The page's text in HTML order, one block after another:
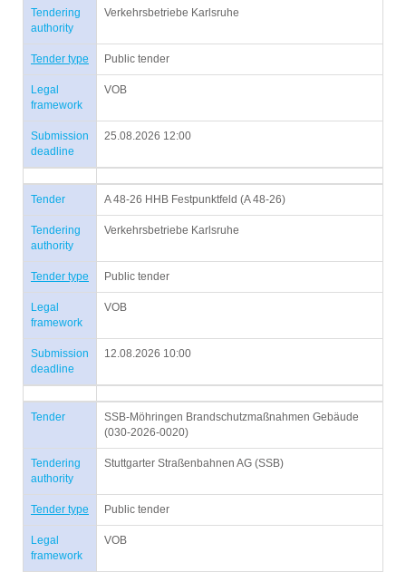
Tendering
authority
Verkehrsbetriebe Karlsruhe
Tender type Public tender
Legal
framework
VOB
Submission
deadline
25.08.2026 12:00
Tender A 48-26 HHB Festpunktfeld (A 48-26)
Tendering
authority
Verkehrsbetriebe Karlsruhe
Tender type Public tender
Legal
framework
VOB
Submission
deadline
12.08.2026 10:00
Tender
SSB-Möhringen Brandschutzmaßnahmen Gebäude
(030-2026-0020)
Tendering
authority
Stuttgarter Straßenbahnen AG (SSB)
Tender type Public tender
Legal
framework
VOB